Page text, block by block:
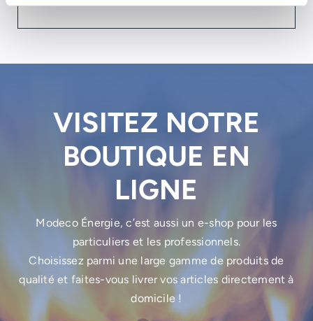
VISITEZ NOTRE
BOUTIQUE EN
LIGNE
Modeco Énergie, c’est aussi un e-shop pour les
particuliers et les professionnels.
Choisissez parmi une large gamme de produits de
qualité et faites-vous livrer vos articles directement à
domicile !